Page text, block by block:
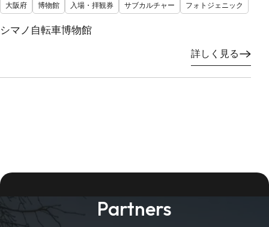
大阪府 博物館 入場・拝観券 サブカルチャー フォトジェニック
シマノ自転車博物館
詳しく見る
Partners